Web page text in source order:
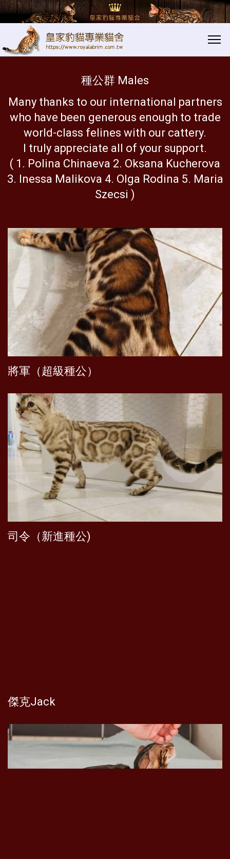
│xx
xx
種公群 Males
Many thanks to our international partners
who have been generous enough to trade
world-class felines with our cattery.
I truly appreciate all of your support.
( 1. Polina Chinaeva 2. Oksana Kucherova
3. Inessa Malikova 4. Olga Rodina 5. Maria
Szecsi )
將軍（超級種公）
司令（新進種公)
傑克Jack